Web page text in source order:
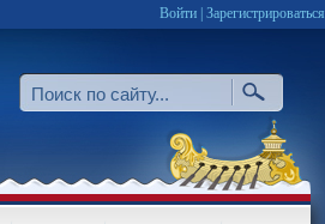
Войти Зарегистрироваться